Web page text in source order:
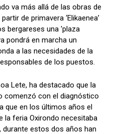
va más allá de las obras de
de primavera ‘Elikaenea’
bergareses una 'plaza
pondrá en marcha un
a las necesidades de la
de los puestos.
Lete, ha destacado que la
comenzó con el diagnóstico
que en los últimos años el
la feria Oxirondo necesitaba
durante estos dos años han